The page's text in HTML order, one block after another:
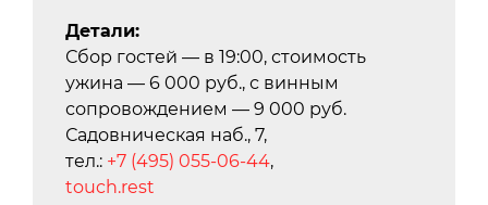
Детали:
Сбор гостей — в 19:00, стоимость
ужина — 6 000 руб., с винным
сопровождением — 9 000 руб.
Садовническая наб., 7,
тел.: +7 (495) 055-06-44,
touch.rest